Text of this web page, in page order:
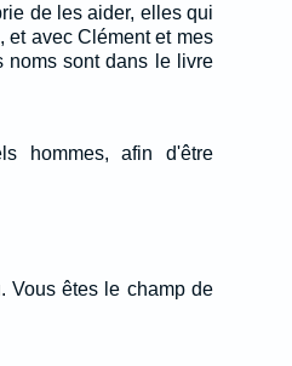
de les aider, elles qui
et avec Clément et mes
noms sont dans le livre
hommes, afin d'être
Vous êtes le champ de